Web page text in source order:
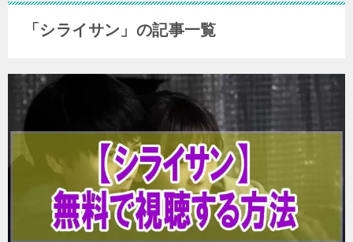
「シライサン」の記事一覧